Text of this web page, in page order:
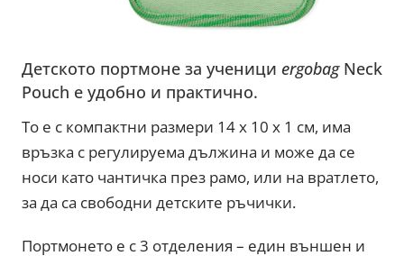
Детското портмоне за ученициergobag Neck
Pouch е удобно и практично.
То е с компактни размери 14 х 10 х 1 см, има
връзка с регулируема дължина и може да се
носи като чантичка през рамо, или на вратлето,
за да са свободни детските ръчички.
Портмонето е с 3 отделения – един външен и